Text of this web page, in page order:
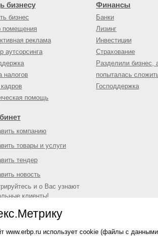
www.erbp.ru использует cookie (файлы с
бизнесу
бизнес
помещения
реклама
аутсорсинга
налогов
помощь
Финансы
Банки
Лизинг
Инвестиции
Страхование
Разделили бизнес,
попыталась
Господдержка
компанию
товары и услуги
тендер
новость
и о Вас узнают
клиенты!
2026Единый республиканский бизнес-портал